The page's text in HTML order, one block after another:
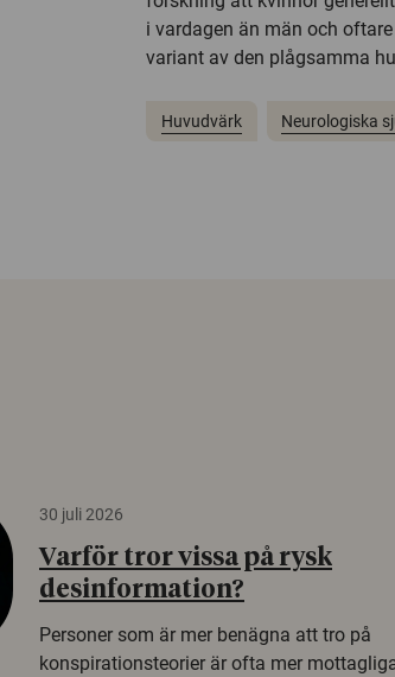
i vardagen än män och
variant av den plågsamma
Huvudvärk Neurologiska
30 juli 2026
Varför tror vissa på rysk
desinformation?
Personer som är mer benägna att tro på
konspirationsteorier är ofta mer